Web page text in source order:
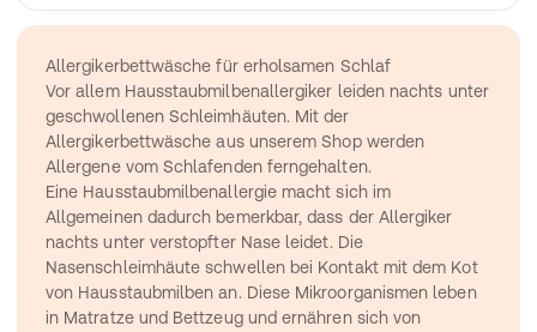
Allergikerbettwäsche für erholsamen Schlaf
Vor allem Hausstaubmilbenallergiker leiden nachts unter
geschwollenen Schleimhäuten. Mit der
Allergikerbettwäsche aus unserem Shop werden
Allergene vom Schlafenden ferngehalten.
Eine Hausstaubmilbenallergie macht sich im
Allgemeinen dadurch bemerkbar, dass der Allergiker
nachts unter verstopfter Nase leidet. Die
Nasenschleimhäute schwellen bei Kontakt mit dem Kot
von Hausstaubmilben an. Diese Mikroorganismen leben
in Matratze und Bettzeug und ernähren sich von